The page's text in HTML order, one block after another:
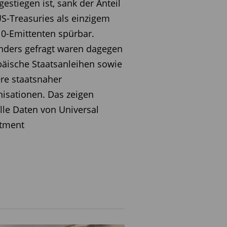
ist, sank der Anteil
Treasuries als einzigem
Emittenten spürbar.
gefragt waren dagegen
Staatsanleihen sowie
staatsnaher
Das zeigen
Daten von Universal